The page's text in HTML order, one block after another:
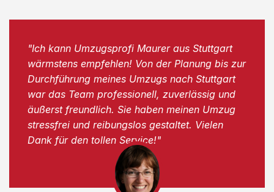
"Ich kann Umzugsprofi Maurer aus Stuttgart
wärmstens empfehlen! Von der Planung bis zur
Durchführung meines Umzugs nach Stuttgart
war das Team professionell, zuverlässig und
äußerst freundlich. Sie haben meinen Umzug
stressfrei und reibungslos gestaltet. Vielen
Dank für den tollen Service!"